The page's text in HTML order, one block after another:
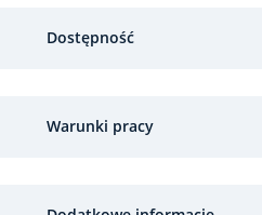
Dostępność
Warunki pracy